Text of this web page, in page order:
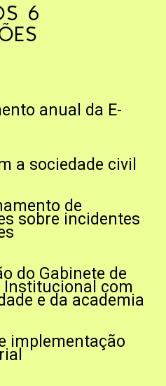
6
anual da E-
a sociedade civil
de
sobre incidentes
do Gabinete de
Institucional com
e da academia
implementação